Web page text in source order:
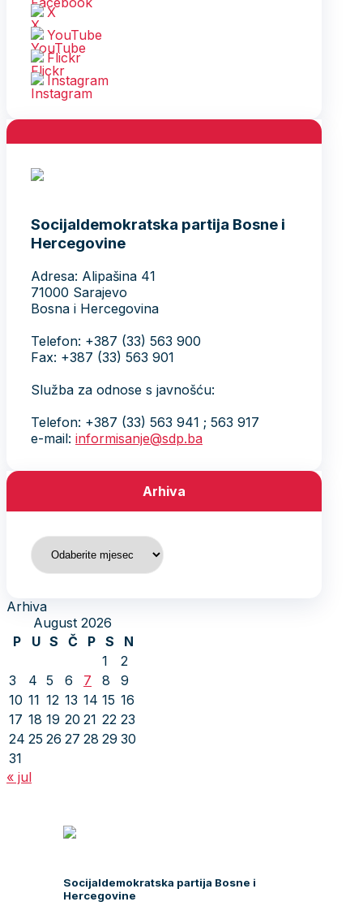
X
YouTube
Flickr
Instagram
Socijaldemokratska partija Bosne i
Hercegovine
Adresa: Alipašina 41
71000 Sarajevo
Bosna i Hercegovina
Telefon: +387 (33) 563 900
Fax: +387 (33) 563 901
Služba za odnose s javnošću:
Telefon: +387 (33) 563 941 ; 563 917
e-mail: informisanje@sdp.ba
Arhiva
Arhiva
Arhiva
August 2026
P
U S Č P S
N
1
2
3
4 5 6 7 8
9
10 11 12 13 14 15 16
17 18 19 20 21 22 23
24 25 26 27 28 29 30
31
« jul
Socijaldemokratska partija Bosne i
Hercegovine